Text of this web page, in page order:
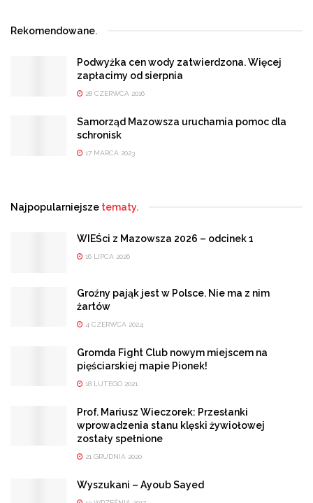
Rekomendowane.
Podwyżka cen wody zatwierdzona. Więcej
zapłacimy od sierpnia
28 CZERWCA 2016
Samorząd Mazowsza uruchamia pomoc dla
schronisk
17 MARCA 2023
Najpopularniejsze tematy.
WIEŚci z Mazowsza 2026 – odcinek 1
16 LIPCA 2026
Groźny pająk jest w Polsce. Nie ma z nim
żartów
4 CZERWCA 2024
Gromda Fight Club nowym miejscem na
pięściarskiej mapie Pionek!
18 LUTEGO 2021
Prof. Mariusz Wieczorek: Przesłanki
wprowadzenia stanu klęski żywiołowej
zostały spełnione
21 GRUDNIA 2020
Wyszukani – Ayoub Sayed